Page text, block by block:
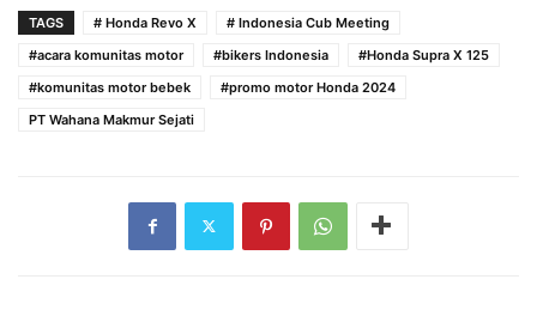
TAGS # Honda Revo X
# Indonesia Cub Meeting
#acara komunitas motor
#bikers Indonesia
#Honda Supra X 125
#komunitas motor bebek
#promo motor Honda 2024
PT Wahana Makmur Sejati